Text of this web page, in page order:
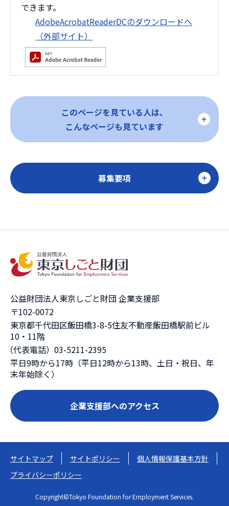
できます。
AdobeAcrobatReaderDCのダウンロードへ
（外部サイト）
このページを見ている人は、
こんなページも見ています
募集要項
公益財団法人東京しごと財団 企業支援部
〒102-0072
東京都千代田区飯田橋3-8-5住友不動産飯田橋駅前ビル
10・11階
（代表電話）03-5211-2395
平日9時から17時（平日12時から13時、土日・祝日、年
末年始除く）
企業支援部へのアクセス
サイトマップ サイトポリシー
個人情報保護基本方針
プライバシーポリシー
Copyright©Tokyo Foundation for Employment Services.